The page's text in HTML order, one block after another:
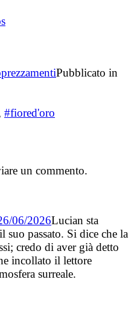
Pubblicato in
#fiored'oro
un commento.
06/2026Lucian sta
suo passato. Si dice che la
credo di aver già detto
incollato il lettore
surreale.